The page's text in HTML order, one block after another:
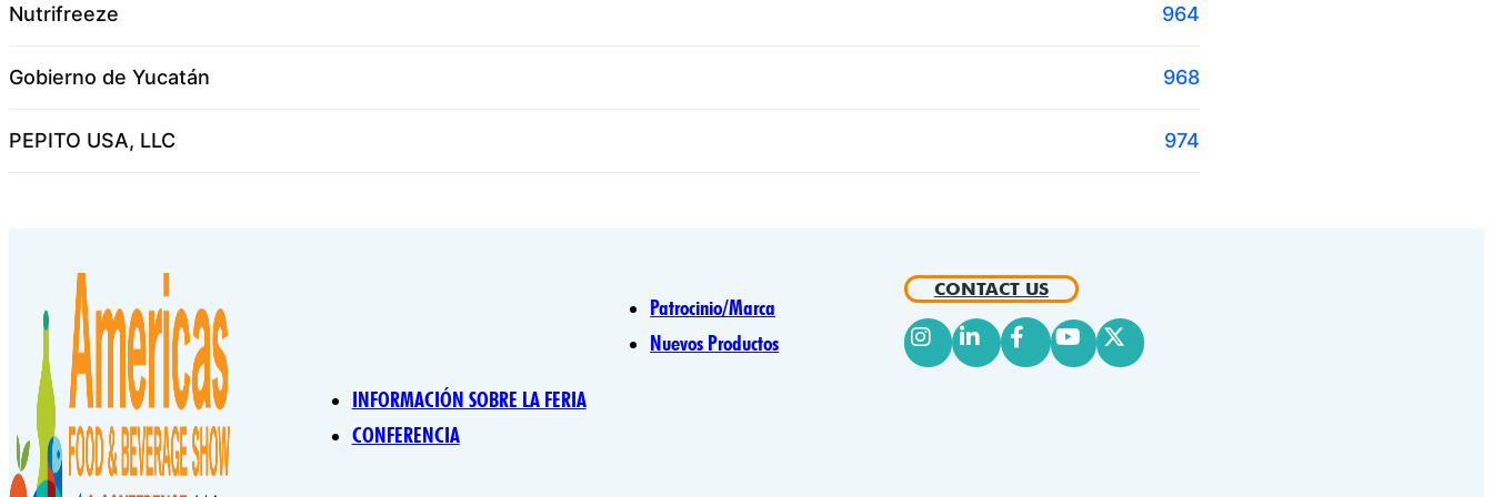
Nutrifreeze 964
Gobierno de Yucatán 968
PEPITO USA, LLC 974
INFORMACIÓN SOBRE LA FERIA
CONFERENCIA
Patrocinio/Marca
Nuevos Productos
CONTACT US